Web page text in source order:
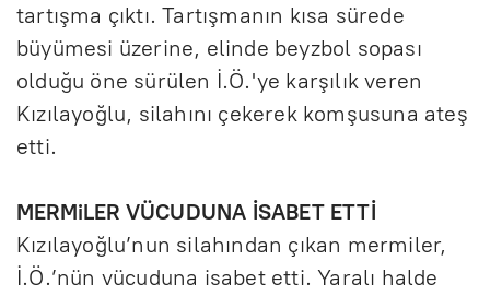
tartışma çıktı. Tartışmanın kısa sürede
büyümesi üzerine, elinde beyzbol sopası
olduğu öne sürülen İ.Ö.'ye karşılık veren
Kızılayoğlu, silahını çekerek komşusuna ateş
etti.
MERMiLER VÜCUDUNA İSABET ETTİ
Kızılayoğlu’nun silahından çıkan mermiler,
İ.Ö.’nün vücuduna isabet etti. Yaralı halde